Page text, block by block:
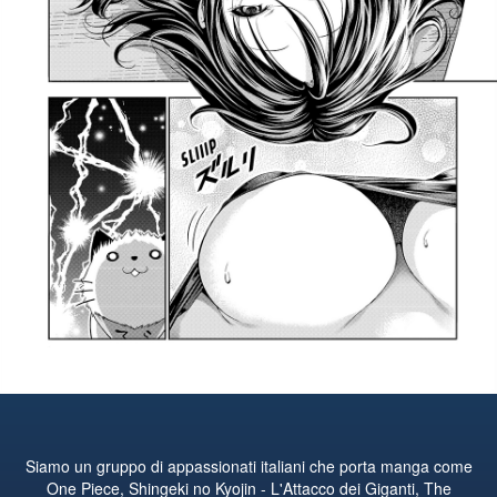
Siamo un gruppo di appassionati italiani che porta manga come
One Piece, Shingeki no Kyojin - L'Attacco dei Giganti, The